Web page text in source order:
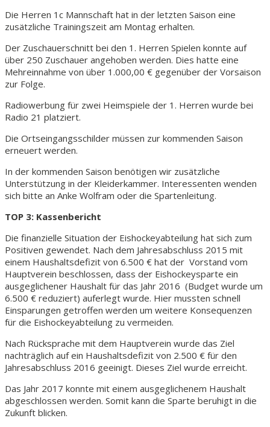
Die Herren 1c Mannschaft hat in der letzten Saison eine
zusätzliche Trainingszeit am Montag erhalten.
Der Zuschauerschnitt bei den 1. Herren Spielen konnte auf
über 250 Zuschauer angehoben werden. Dies hatte eine
Mehreinnahme von über 1.000,00 € gegenüber der Vorsaison
zur Folge.
Radiowerbung für zwei Heimspiele der 1. Herren wurde bei
Radio 21 platziert.
Die Ortseingangsschilder müssen zur kommenden Saison
erneuert werden.
In der kommenden Saison benötigen wir zusätzliche
Unterstützung in der Kleiderkammer. Interessenten wenden
sich bitte an Anke Wolfram oder die Spartenleitung.
TOP 3: Kassenbericht
Die finanzielle Situation der Eishockeyabteilung hat sich zum
Positiven gewendet. Nach dem Jahresabschluss 2015 mit
einem Haushaltsdefizit von 6.500 € hat der Vorstand vom
Hauptverein beschlossen, dass der Eishockeysparte ein
ausgeglichener Haushalt für das Jahr 2016 (Budget wurde um
6.500 € reduziert) auferlegt wurde. Hier mussten schnell
Einsparungen getroffen werden um weitere Konsequenzen
für die Eishockeyabteilung zu vermeiden.
Nach Rücksprache mit dem Hauptverein wurde das Ziel
nachträglich auf ein Haushaltsdefizit von 2.500 € für den
Jahresabschluss 2016 geeinigt. Dieses Ziel wurde erreicht.
Das Jahr 2017 konnte mit einem ausgeglichenem Haushalt
abgeschlossen werden. Somit kann die Sparte beruhigt in die
Zukunft blicken.